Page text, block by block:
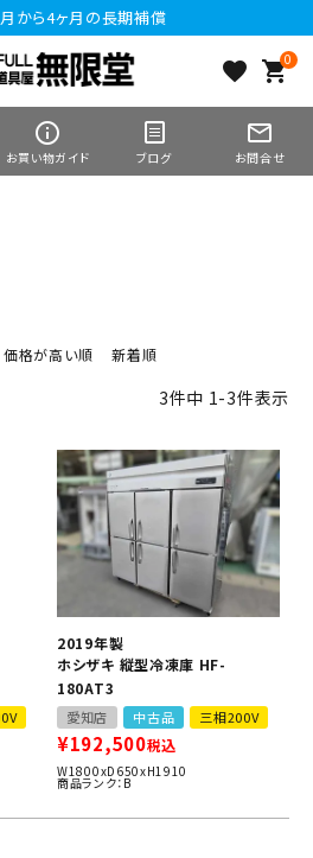
から4ヶ月の長期補償
favorite 0
shopping_cart
info_outline
お買い物ガイド ブログ
mail_outline
お問合せ
価格が高い順 新着順
3件中 1-3件表示
2019年製
ホシザキ 縦型冷凍庫 HF-
180AT3
愛知店 中古品 三相200V
¥192,500税込
W1800xD650xH1910
商品ランク：B